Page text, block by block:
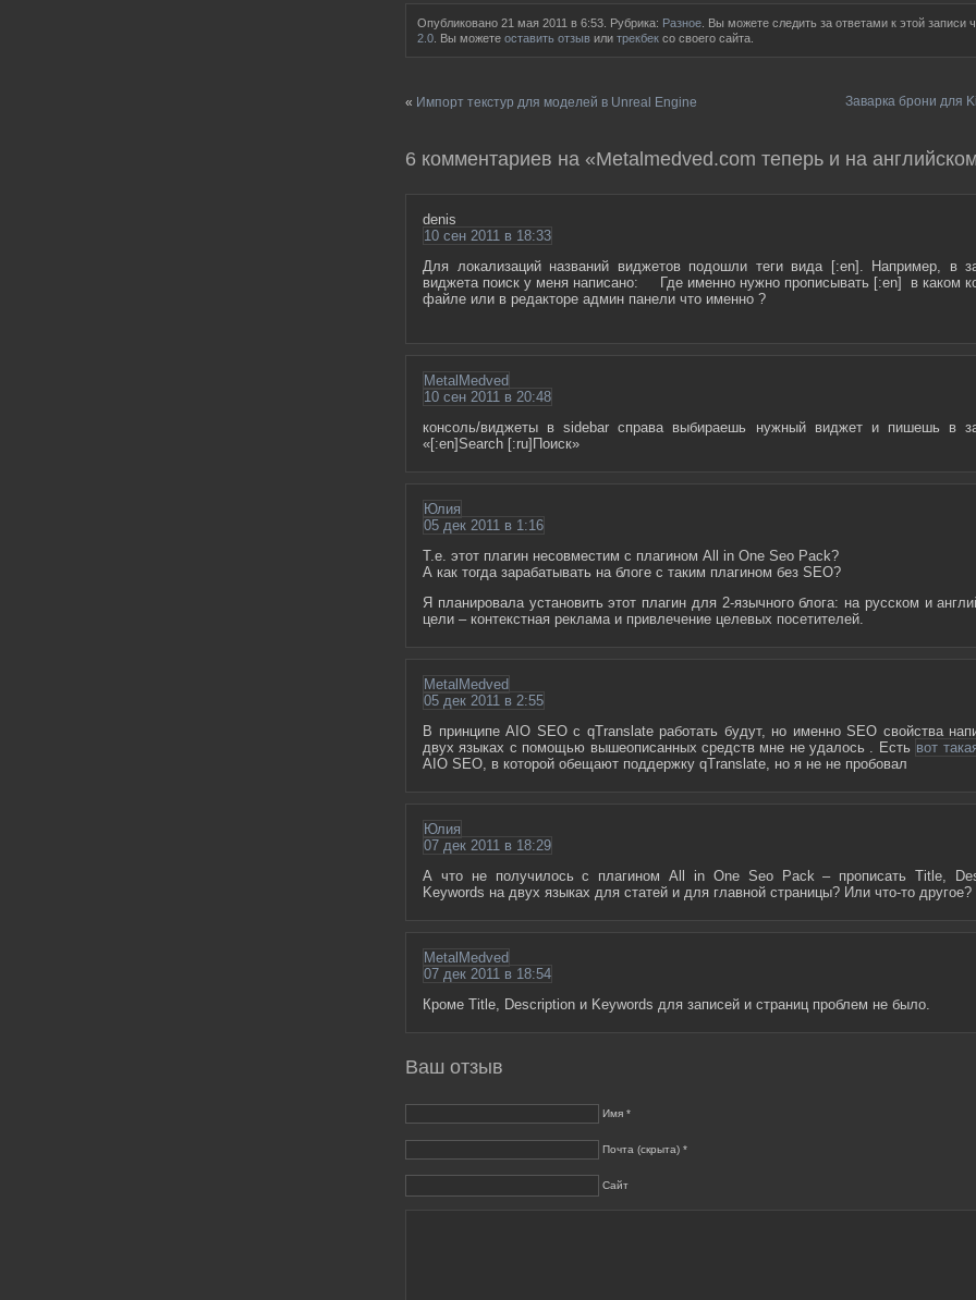
Опубликовано 21 мая 2011 в 6:53. Рубрика: Разное . Вы можете следить за ответами к этой записи
2.0 . Вы можете оставить отзыв или трекбек со своего сайта.
« Импорт текстур для моделей в Unreal Engine Заварка брони для
6 комментариев на «Metalmedved.com теперь и на
denis
10 сен 2011 в 18:33
Для локализаций названий виджетов подошли теги вида [:en]. Например, в
виджета поиск у меня написано: Где именно нужно прописывать [:en] в каком
файле или в редакторе админ панели что именно ?
MetalMedved
10 сен 2011 в 20:48
консоль/виджеты в sidebar справа выбираешь нужный виджет и пишешь в
«[:en]Search [:ru]Поиск»
Юлия
05 дек 2011 в 1:16
Т.е. этот плагин несовместим с плагином All in One Seo Pack?
А как тогда зарабатывать на блоге с таким плагином без SEO?
Я планировала установить этот плагин для 2-язычного блога: на русском и
цели – контекстная реклама и привлечение целевых посетителей.
MetalMedved
05 дек 2011 в 2:55
В принципе AIO SEO c qTranslate работать будут, но именно SEO свойства
двух языках с помощью вышеописанных средств мне не удалось . Есть вот
AIO SEO, в которой обещают поддержку qTranslate, но я не не пробовал
Юлия
07 дек 2011 в 18:29
А что не получилось с плагином All in One Seo Pack – прописать Title,
Keywords на двух языках для статей и для главной страницы? Или что-то другое?
MetalMedved
07 дек 2011 в 18:54
Кроме Title, Description и Keywords для записей и страниц проблем не было.
Ваш отзыв
Имя *
Почта (скрыта) *
Сайт